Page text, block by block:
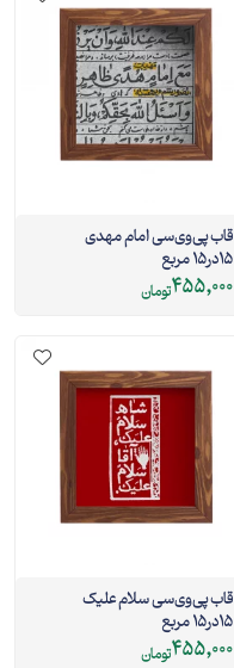
قاب پی‌وی‌سی امام مهدی
15در15 مربع
455,000تومان
قاب پی‌وی‌سی سلام علیک
15در15 مربع
455,000تومان